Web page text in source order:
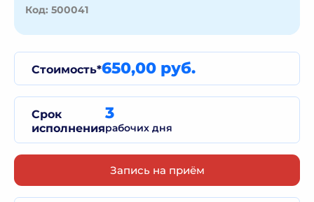
Код: 500041
Стоимость*650,00 руб.
Срок
исполнения
3
рабочих дня
Запись на приём